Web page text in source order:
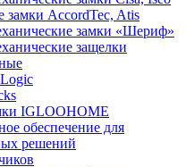
замки AccordTec, Atis
замки «Шериф»
защелки
IGLOOHOME
обеспечение для
решений